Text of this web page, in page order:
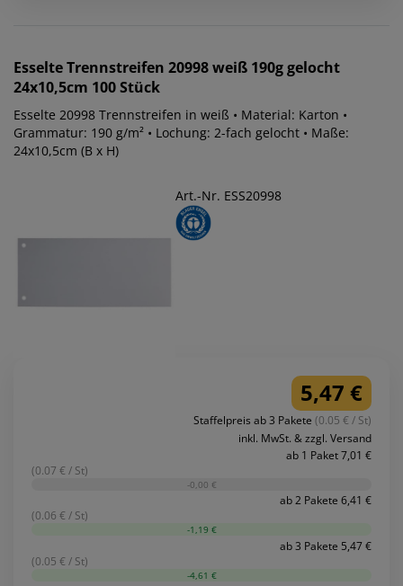
EsselteTrennstreifen 20998 weiß 190g gelocht
24x10,5cm 100 Stück
Esselte 20998 Trennstreifen in weiß • Material: Karton •
Grammatur: 190 g/m² • Lochung: 2-fach gelocht • Maße:
24x10,5cm (B x H)
Art.-Nr. ESS20998
5,47 €
Staffelpreis ab 3 Pakete (0.05 € / St)
inkl. MwSt. & zzgl. Versand
ab 1 Paket 7,01 €
(0.07 € / St)
-0,00 €
ab 2 Pakete 6,41 €
(0.06 € / St)
-1,19 €
ab 3 Pakete 5,47 €
(0.05 € / St)
-4,61 €